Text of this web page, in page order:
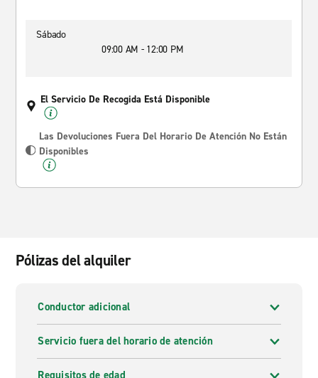
Sábado
09:00 AM - 12:00 PM
El Servicio De Recogida Está Disponible
Las Devoluciones Fuera Del Horario De Atención No Están
Disponibles
Pólizas del alquiler
Conductor adicional
Servicio fuera del horario de atención
Requisitos de edad